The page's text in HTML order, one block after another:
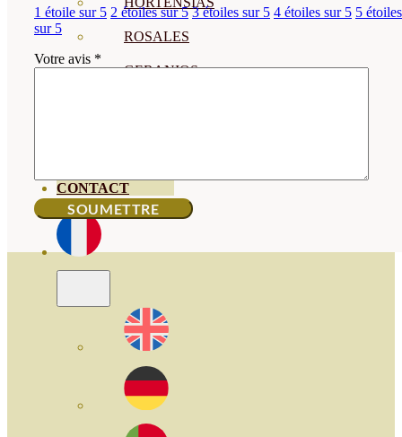
ROSALES
GERANIOS
CONTACT
1 étoile sur 5 2 étoiles sur 5 3 étoiles sur 5 4 étoiles sur 5 5 étoiles
sur 5
Votre avis *